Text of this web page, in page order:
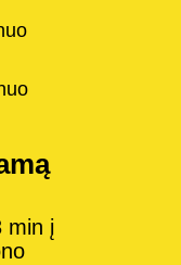
min į